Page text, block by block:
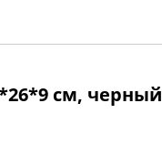
см, черный